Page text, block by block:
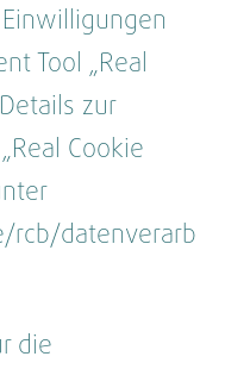
Tool „Real
zur
Cookie
datenverarb
die